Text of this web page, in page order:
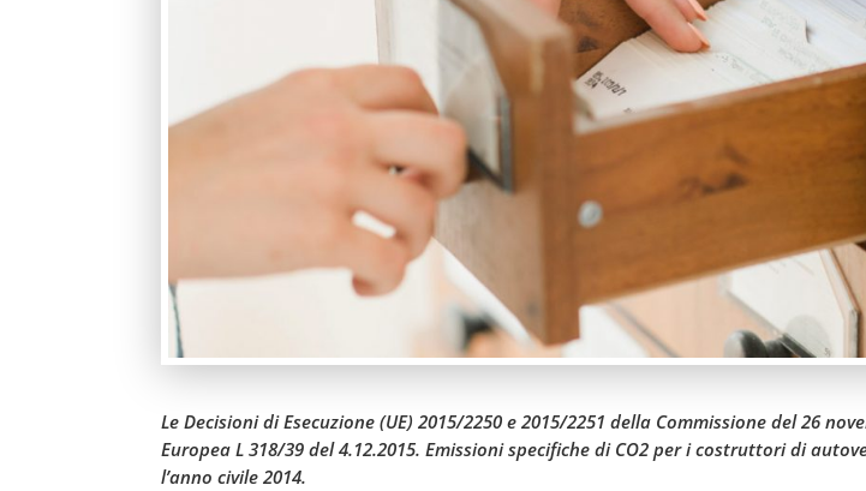
Le Decisioni di Esecuzione (UE) 2015/2250 e 2015/2251 della Commissione del 26
Europea L 318/39 del 4.12.2015. Emissioni specifiche di CO2 per i costruttori di
l’anno civile 2014.